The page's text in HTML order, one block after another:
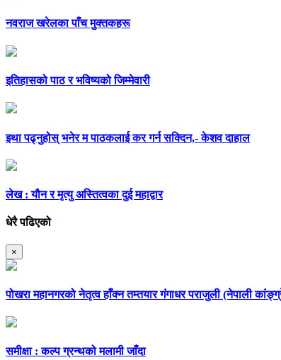
नवराज खरेलका पाँच मुक्तकहरू
इतिहासको पाठ र भविष्यको जिम्मेवारी
इथा पढ्नुहोस् भनेर म पाठकलाई कर गर्न सक्दिन,- केशव दाहाल
लेख : यौन र मृत्यु अस्तित्वका दुई महाद्वार
धेरै पढिएको
×
पोखरा महानगरको नेतृत्व हाँक्न तम्तयार गंगाधर पराजुली (नेपाली
समीक्षा : कल्प ग्रन्थको मलामी जाँदा